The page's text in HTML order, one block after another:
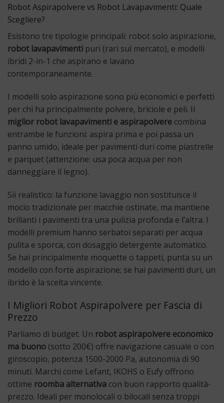
Robot Aspirapolvere vs Robot Lavapavimenti: Quale
Scegliere?
Esistono tre tipologie principali: robot solo aspirazione,
robot lavapavimenti puri (rari sul mercato), e modelli
ibridi 2-in-1 che aspirano e lavano
contemporaneamente.
I modelli solo aspirazione sono più economici e perfetti
per chi ha principalmente polvere, briciole e peli. Il
miglior robot lavapavimenti e aspirapolvere combina
entrambe le funzioni: aspira prima e poi passa un
panno umido, ideale per pavimenti duri come piastrelle
e parquet (attenzione: usa poca acqua per non
danneggiare il legno).
Sii realistico: la funzione lavaggio non sostituisce il
mocio tradizionale per macchie ostinate, ma mantiene
brillanti i pavimenti tra una pulizia profonda e l’altra. I
modelli premium hanno serbatoi separati per acqua
pulita e sporca, con dosaggio detergente automatico.
Se hai principalmente moquette o tappeti, punta su un
modello con forte aspirazione; se hai pavimenti duri, un
ibrido è la scelta vincente.
I Migliori Robot Aspirapolvere per Fascia di
Prezzo
Parliamo di budget. Un robot aspirapolvere economico
ma buono (sotto 200€) offre navigazione casuale o con
giroscopio, potenza 1500-2000 Pa, autonomia di 90
minuti. Marchi come Lefant, IKOHS o Eufy offrono
ottime roomba alternativa con buon rapporto qualità-
prezzo. Ideali per monolocali o bilocali senza troppi